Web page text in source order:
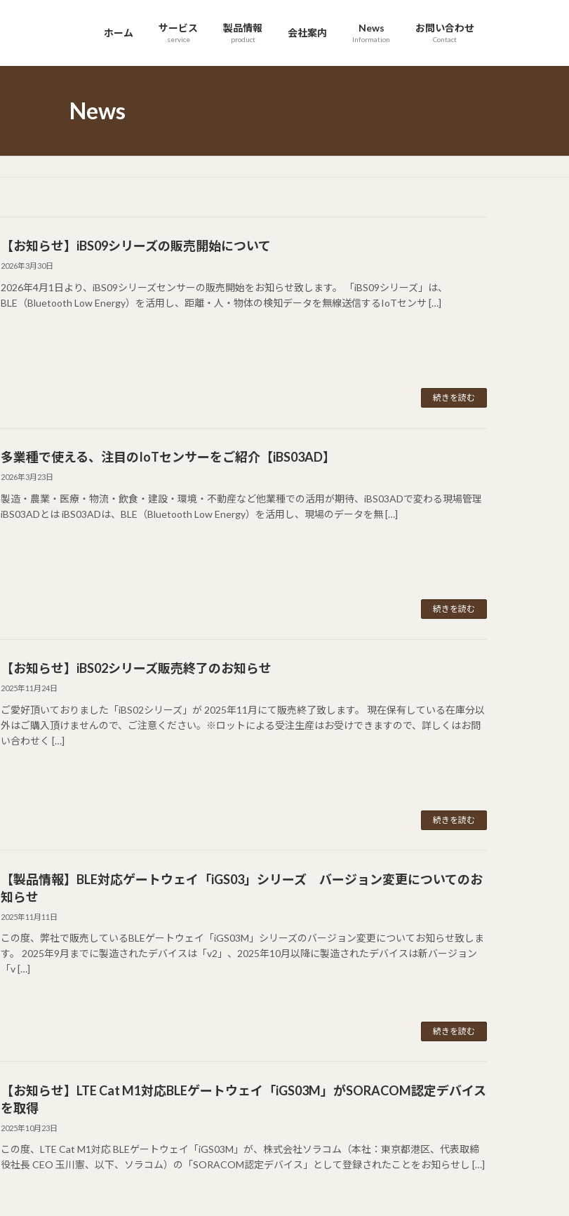
ホーム サービス
service
製品情報
product
会社案内 News
Information
お問い合わせ
Contact
News
【お知らせ】iBS09シリーズの販売開始について
2026年3月30日
2026年4月1日より、iBS09シリーズセンサーの販売開始をお知らせ致します。 「iBS09シリーズ」は、
BLE（Bluetooth Low Energy）を活用し、距離・人・物体の検知データを無線送信するIoTセンサ […]
続きを読む
多業種で使える、注目のIoTセンサーをご紹介【iBS03AD】
2026年3月23日
製造・農業・医療・物流・飲食・建設・環境・不動産など他業種での活用が期待、iBS03ADで変わる現場管理
iBS03ADとは iBS03ADは、BLE（Bluetooth Low Energy）を活用し、現場のデータを無 […]
続きを読む
【お知らせ】iBS02シリーズ販売終了のお知らせ
2025年11月24日
ご愛好頂いておりました「iBS02シリーズ」が 2025年11月にて販売終了致します。 現在保有している在庫分以
外はご購入頂けませんので、ご注意ください。※ロットによる受注生産はお受けできますので、詳しくはお問
い合わせく […]
続きを読む
【製品情報】BLE対応ゲートウェイ「iGS03」シリーズ バージョン変更についてのお
知らせ
2025年11月11日
この度、弊社で販売しているBLEゲートウェイ「iGS03M」シリーズのバージョン変更についてお知らせ致しま
す。 2025年9月までに製造されたデバイスは「v2」、2025年10月以降に製造されたデバイスは新バージョン
「v […]
続きを読む
【お知らせ】LTE Cat M1対応BLEゲートウェイ「iGS03M」がSORACOM認定デバイス
を取得
2025年10月23日
この度、LTE Cat M1対応 BLEゲートウェイ「iGS03M」が、株式会社ソラコム（本社：東京都港区、代表取締
役社長 CEO 玉川憲、以下、ソラコム）の「SORACOM認定デバイス」として登録されたことをお知らせし […]